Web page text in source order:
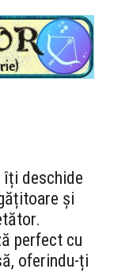
îți deschide
și
perfect cu
oferindu-ți